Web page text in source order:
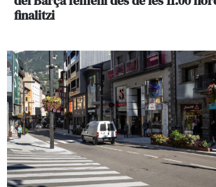
finalitzi